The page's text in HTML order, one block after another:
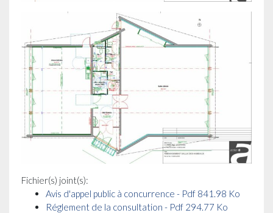
Fichier(s) joint(s):
Avis d'appel public à concurrence - Pdf 841.98 Ko
Réglement de la consultation - Pdf 294.77 Ko